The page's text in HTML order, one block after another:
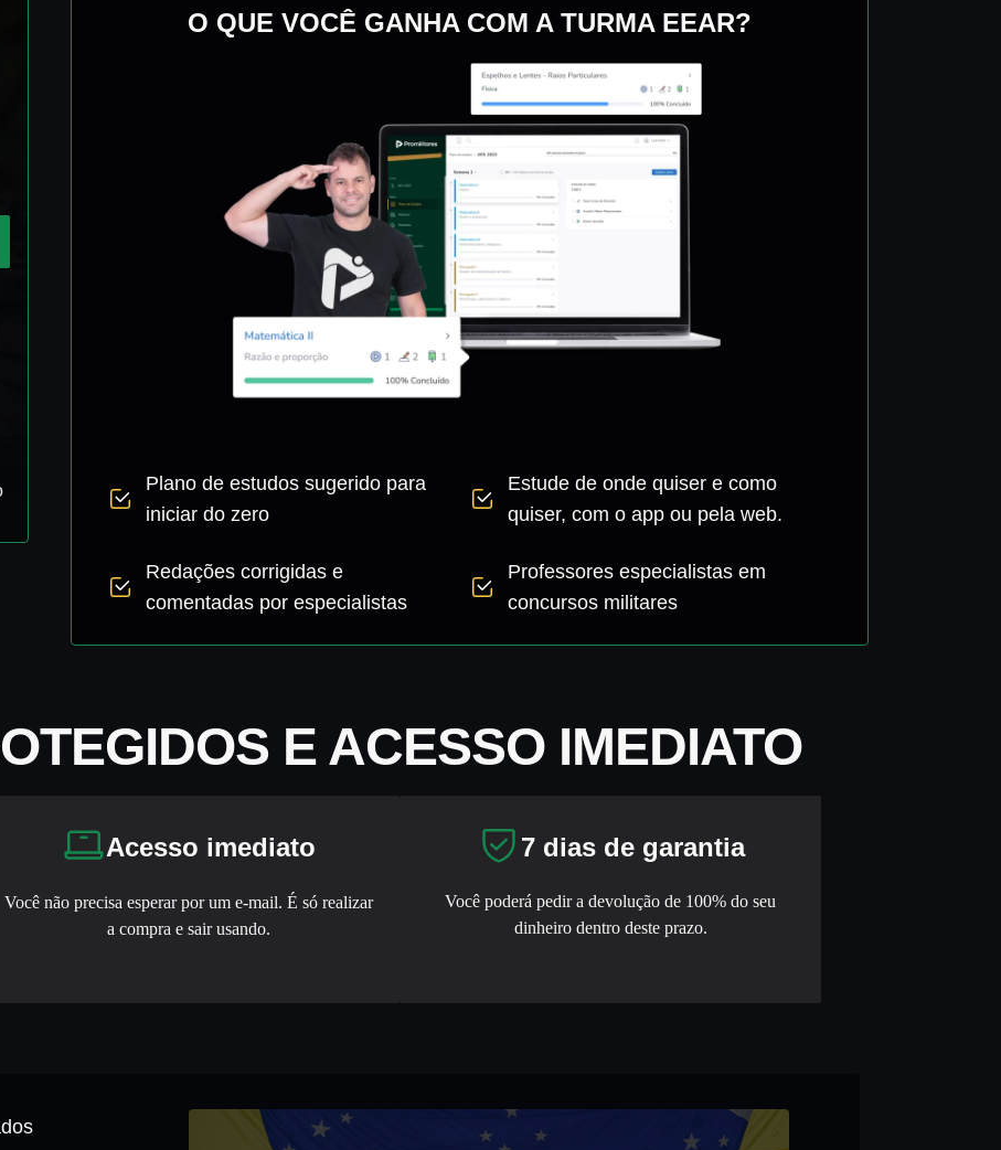
O QUE VOCÊ GANHA COM A TURMA EEAR?
Plano de estudos sugerido para
iniciar do zero
Estude de onde quiser e como
quiser, com o app ou pela web.
Redações corrigidas e
comentadas por especialistas
Professores especialistas em
concursos militares
E ACESSO IMEDIATO
Acesso imediato
Você não precisa esperar por um e-mail. É só realizar
a compra e sair usando.
7 dias de garantia
Você poderá pedir a devolução de 100% do seu
dinheiro dentro deste prazo.